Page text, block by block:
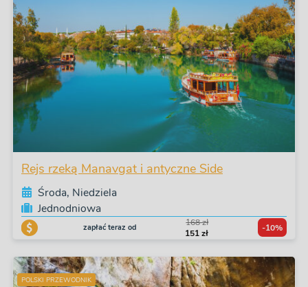
Rejs rzeką Manavgat i antyczne Side
Środa, Niedziela
Jednodniowa
zapłać teraz od
168 zł
151 zł
-10%
POLSKI PRZEWODNIK